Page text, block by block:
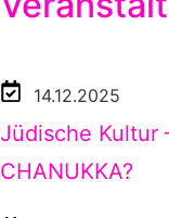
14.12.2025
Jüdische Kultur
CHANUKKA?